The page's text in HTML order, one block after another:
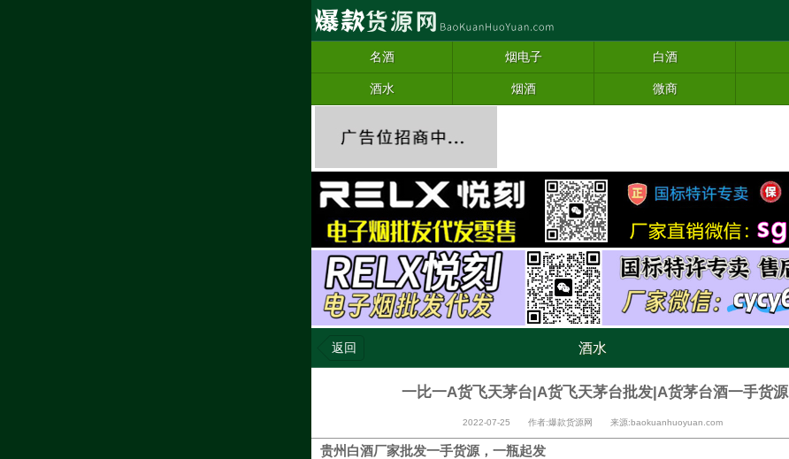
名酒 烟电子 白酒
酒水 烟酒 微商
返回 酒水
一比一A货飞天茅台|A货飞天茅台批发|A货茅台酒一手货源
2022-07-25 作者:爆款货源网 来源:baokuanhuoyuan.com
贵州白酒厂家批发一手货源，一瓶起发